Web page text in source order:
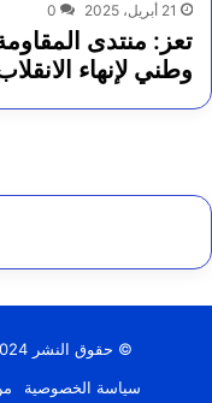
21 أبريل، 2025 0
تعز: منتدى
وطني لإنهاء
© حقوق النشر 2024، جميع الحقوق محفوظة | رواها 360
سياسة الخصوصية